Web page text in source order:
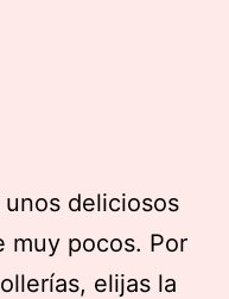
deliciosos
muy pocos. Por
elijas la